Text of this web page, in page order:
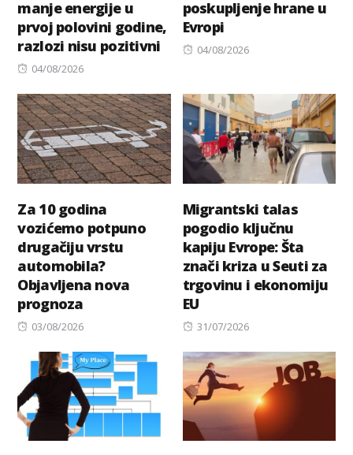
manje energije u
prvoj polovini godine,
razlozi nisu pozitivni
Posted
04/08/2026
poskupljenje hrane u
Evropi
Posted
04/08/2026
Za 10 godina
vozićemo potpuno
drugačiju vrstu
automobila?
Objavljena nova
prognoza
Posted
03/08/2026
Migrantski talas
pogodio ključnu
kapiju Evrope: Šta
znači kriza u Seuti za
trgovinu i ekonomiju
EU
Posted
31/07/2026